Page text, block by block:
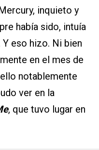
inquieto y
había sido, intuía
eso hizo. Ni bien
en el mes de
notablemente
ver en la
, que tuvo lugar en